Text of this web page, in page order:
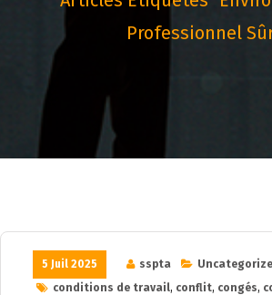
Professionnel
5 Juil 2025 sspta
conditions de travail, conflit, congés,